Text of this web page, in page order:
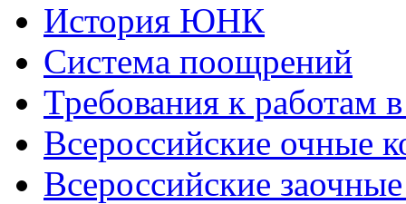
История ЮНК
Система поощрений
Требования к работам
Всероссийские очные
Всероссийские